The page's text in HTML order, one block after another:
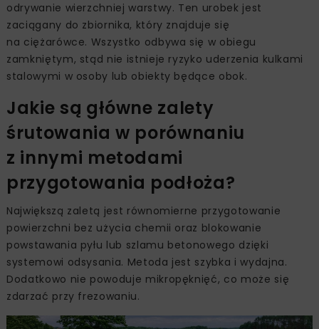
odrywanie wierzchniej warstwy. Ten urobek jest
zaciągany do zbiornika, który znajduje się
na ciężarówce. Wszystko odbywa się w obiegu
zamkniętym, stąd nie istnieje ryzyko uderzenia kulkami
stalowymi w osoby lub obiekty będące obok.
Jakie są główne zalety
śrutowania w porównaniu
z innymi metodami
przygotowania podłoża?
Największą zaletą jest równomierne przygotowanie
powierzchni bez użycia chemii oraz blokowanie
powstawania pyłu lub szlamu betonowego dzięki
systemowi odsysania. Metoda jest szybka i wydajna.
Dodatkowo nie powoduje mikropęknięć, co może się
zdarzać przy frezowaniu.